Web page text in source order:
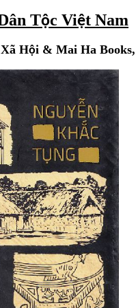
Tộc Việt Nam
Hội & Mai Ha Books,